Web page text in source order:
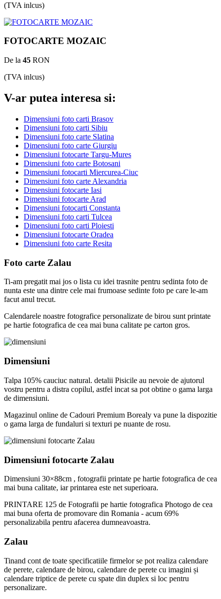
(TVA inlcus)
FOTOCARTE MOZAIC
De la 45 RON
(TVA inlcus)
V-ar putea interesa si:
Dimensiuni foto carti Brasov
Dimensiuni foto carti Sibiu
Dimensiuni foto carte Slatina
Dimensiuni foto carte Giurgiu
Dimensiuni fotocarte Targu-Mures
Dimensiuni foto carte Botosani
Dimensiuni fotocarti Miercurea-Ciuc
Dimensiuni foto carte Alexandria
Dimensiuni fotocarte Iasi
Dimensiuni fotocarte Arad
Dimensiuni fotocarti Constanta
Dimensiuni foto carti Tulcea
Dimensiuni foto carti Ploiesti
Dimensiuni fotocarte Oradea
Dimensiuni foto carte Resita
Foto carte Zalau
Ti-am pregatit mai jos o lista cu idei trasnite pentru sedinta foto de
nunta este una dintre cele mai frumoase sedinte foto pe care le-am
facut anul trecut.
Calendarele noastre fotografice personalizate de birou sunt printate
pe hartie fotografica de cea mai buna calitate pe carton gros.
Dimensiuni
Talpa 105% cauciuc natural. detalii Pisicile au nevoie de ajutorul
vostru pentru a distra copilul, astfel incat sa pot obtine o gama larga
de dimensiuni.
Magazinul online de Cadouri Premium Borealy va pune la dispozitie
o gama larga de fundaluri si texturi pe nuante de rosu.
Dimensiuni fotocarte Zalau
Dimensiuni 30×88cm , fotografii printate pe hartie fotografica de cea
mai buna calitate, iar printarea este net superioara.
PRINTARE 125 de Fotografii pe hartie fotografica Photogo de cea
mai buna oferta de promovare din Romania - acum 69%
personalizabila pentru afacerea dumneavoastra.
Zalau
Tinand cont de toate specificatiile firmelor se pot realiza calendare
de perete, calendare de birou, calendare de perete cu imagini și
calendare triptice de perete cu spate din duplex si loc pentru
personalizare.